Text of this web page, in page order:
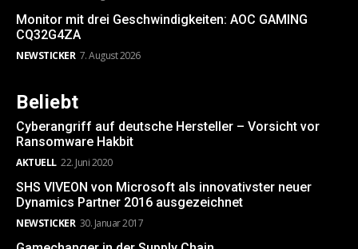
Monitor mit drei Geschwindigkeiten: AOC GAMING
CQ32G4ZA
NEWSTICKER 7. August 2026
Beliebt
Cyberangriff auf deutsche Hersteller – Vorsicht vor
Ransomware Hakbit
AKTUELL 22. Juni 2020
SHS VIVEON von Microsoft als innovativster neuer
Dynamics Partner 2016 ausgezeichnet
NEWSTICKER 30. Januar 2017